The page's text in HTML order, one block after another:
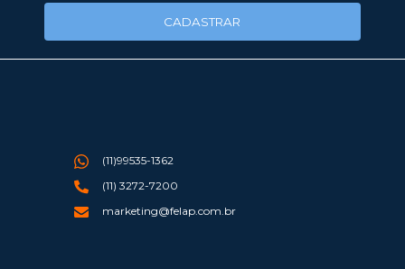
CADASTRAR
(11)99535-1362
(11) 3272-7200
marketing@felap.com.br